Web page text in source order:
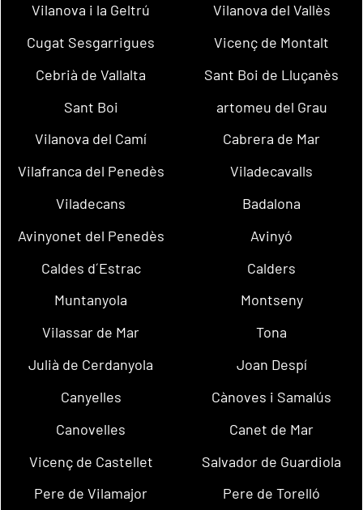
Vilanova i la Geltrú
Vilanova del Vallès
Cugat Sesgarrigues
Vicenç de Montalt
Cebrià de Vallalta
Sant Boi de Lluçanès
Sant Boi
artomeu del Grau
Vilanova del Camí
Cabrera de Mar
Vilafranca del Penedès
Viladecavalls
Viladecans
Badalona
Avinyonet del Penedès
Avinyó
Caldes d´Estrac
Calders
Muntanyola
Montseny
Vilassar de Mar
Tona
Julià de Cerdanyola
Joan Despí
Canyelles
Cànoves i Samalús
Canovelles
Canet de Mar
Vicenç de Castellet
Salvador de Guardiola
Pere de Vilamajor
Pere de Torelló